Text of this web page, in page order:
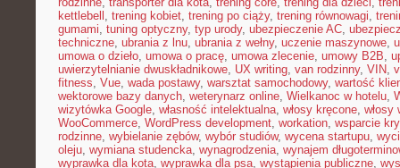
kettlebell , trening kobiet, trening po ciąży, trening równowagi,
gumami, tuning optyczny, typ urody, ubezpieczenie AC,
techniczne, ubrania z lnu, ubrania z wełny, uczenie maszynowe,
umowa o dzieło, umowa o pracę, umowa zlecenie, umowy B2B,
uwierzytelnianie dwuskładnikowe, UX writing, van rodzinny, VIN,
fitness, Vue, wada postawy, warsztat samochodowy, wartość
wektorowe bazy danych, weterynarz online, Wielkanoc w hotelu,
wizytówka Google, własność intelektualna, włosy kręcone, włosy
WooCommerce, WordPress development, workation, wsparcie
rodzinne, wybielanie zębów, wybór studiów, wycena startupu,
oleju, wymiana studencka, wynagrodzenia, wynajem
wyprawka dla kota, wyprawka dla psa, wystąpienia publiczne,